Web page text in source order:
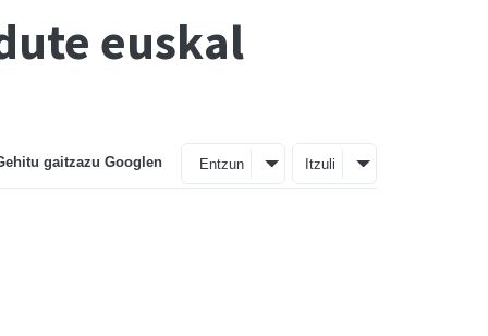
euskal
gaitzazu Googlen Entzun Itzuli